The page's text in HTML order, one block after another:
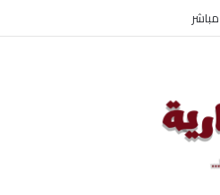
واستيقاف السيارات